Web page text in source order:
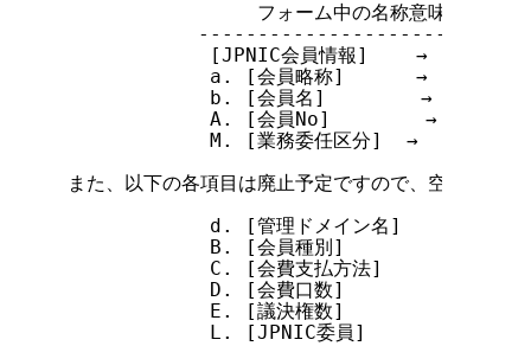
フォーム中の名称意味的な読み
[JPNIC会員情報]    →       指
a. [会員略称]      →       指
b. [会員名]        →       指
A. [会員No]        →
M. [業務委任区分]  →       指
また、以下の各項目は廃止予定ですので、空欄とし
            d. [管理ドメイン名]
            B. [会員種別]
            C. [会費支払方法]
            D. [会費口数]
            E. [議決権数]
            L. [JPNIC委員]